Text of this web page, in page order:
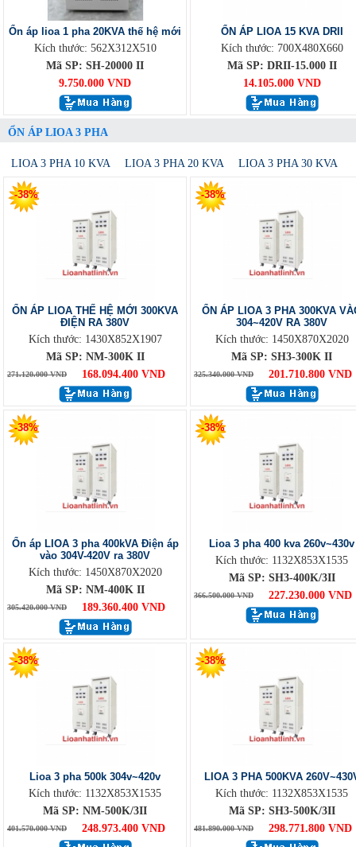
Ổn áp lioa 1 pha 20KVA thế hệ mới
Kích thước: 562X312X510
Mã SP: SH-20000 II
9.750.000 VND
ỔN ÁP LIOA 15 KVA DRII
Kích thước: 700X480X660
Mã SP: DRII-15.000 II
14.105.000 VND
ỔN ÁP LIOA 3 PHA
LIOA 3 PHA 10 KVA LIOA 3 PHA 20 KVA LIOA 3 PHA 30 KVA
-38%
ỔN ÁP LIOA THẾ HỆ MỚI 300KVA
ĐIỆN RA 380V
Kích thước: 1430X852X1907
Mã SP: NM-300K II
271.120.000 VND 168.094.400 VND
-38%
ỔN ÁP LIOA 3 PHA 300KVA
304~420V RA 380V
Kích thước: 1450X870X2020
Mã SP: SH3-300K II
325.340.000 VND 201.710.800 VND
-38%
Ổn áp LIOA 3 pha 400kVA Điện áp
vào 304V-420V ra 380V
Kích thước: 1450X870X2020
Mã SP: NM-400K II
305.420.000 VND 189.360.400 VND
-38%
Lioa 3 pha 400 kva 260v~430v
Kích thước: 1132X853X1535
Mã SP: SH3-400K/3II
366.500.000 VND 227.230.000 VND
-38%
Lioa 3 pha 500k 304v~420v
Kích thước: 1132X853X1535
Mã SP: NM-500K/3II
401.570.000 VND 248.973.400 VND
-38%
LIOA 3 PHA 500KVA
Kích thước: 1132X853X1535
Mã SP: SH3-500K/3II
481.890.000 VND 298.771.800 VND